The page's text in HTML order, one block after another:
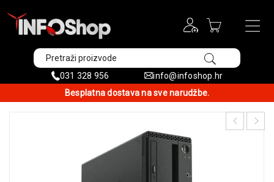
031 328 956
info@infoshop.hr
Besplatna dostava na sve narudžbe.